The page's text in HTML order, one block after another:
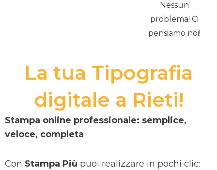
Nessun
problema! Ci
pensiamo noi!
La tua Tipografia
digitale a Rieti!
Stampa online professionale: semplice,
veloce, completa
Con Stampa Più puoi realizzare in pochi clic: